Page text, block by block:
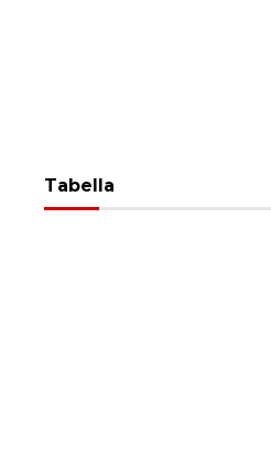
Tabella